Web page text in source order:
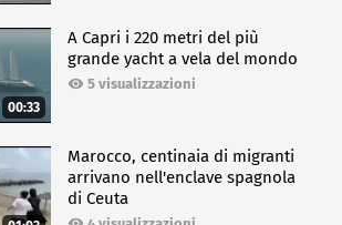
00:33
A Capri i 220 metri del più
grande yacht a vela del mondo
5 visualizzazioni
Marocco, centinaia di migranti
arrivano nell'enclave spagnola
di Ceuta